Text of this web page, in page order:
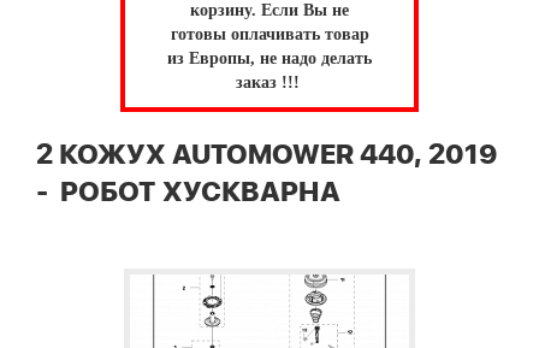
корзину. Если Вы не
готовы оплачивать товар
из Европы, не надо делать
заказ !!!
2 КОЖУХ AUTOMOWER 440, 2019
- РОБОТ ХУСКВАРНА